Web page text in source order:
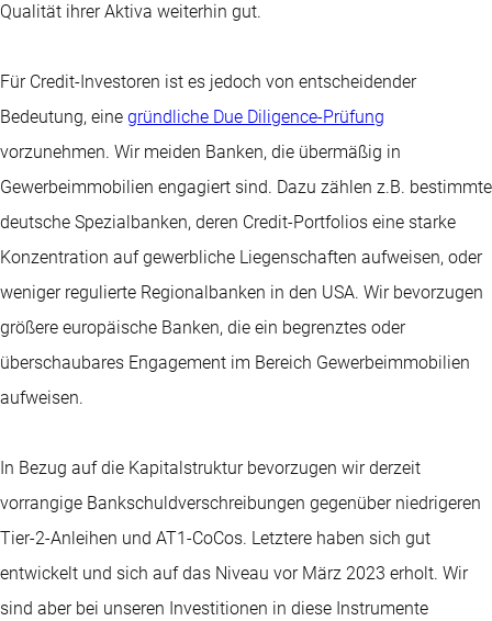
Qualität ihrer Aktiva weiterhin gut.
Für Credit-Investoren ist es jedoch von entscheidender
Bedeutung, eine gründliche Due Diligence-Prüfung
vorzunehmen. Wir meiden Banken, die übermäßig in
Gewerbeimmobilien engagiert sind. Dazu zählen z.B. bestimmte
deutsche Spezialbanken, deren Credit-Portfolios eine starke
Konzentration auf gewerbliche Liegenschaften aufweisen, oder
weniger regulierte Regionalbanken in den USA. Wir bevorzugen
größere europäische Banken, die ein begrenztes oder
überschaubares Engagement im Bereich Gewerbeimmobilien
aufweisen.
In Bezug auf die Kapitalstruktur bevorzugen wir derzeit
vorrangige Bankschuldverschreibungen gegenüber niedrigeren
Tier-2-Anleihen und AT1-CoCos. Letztere haben sich gut
entwickelt und sich auf das Niveau vor März 2023 erholt. Wir
sind aber bei unseren Investitionen in diese Instrumente